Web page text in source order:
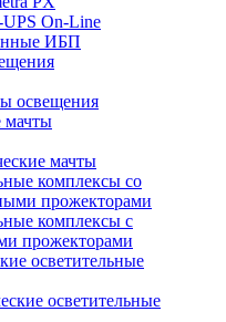
On-Line
ИБП
освещения
мачты
мачты
комплексы со
прожекторами
комплексы с
прожекторами
осветительные
осветительные